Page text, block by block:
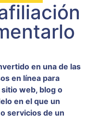
en una de las
en línea para
web, blog o
en el que un
servicios de un